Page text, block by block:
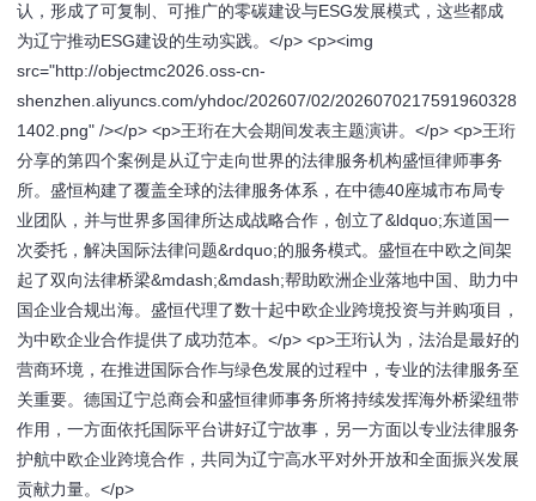
认，形成了可复制、可推广的零碳建设与ESG发展模式，这些都成
为辽宁推动ESG建设的生动实践。</p> <p><img
src="http://objectmc2026.oss-cn-
shenzhen.aliyuncs.com/yhdoc/202607/02/2026070217591960328
1402.png" /></p> <p>王珩在大会期间发表主题演讲。</p> <p>王珩
分享的第四个案例是从辽宁走向世界的法律服务机构盛恒律师事务
所。盛恒构建了覆盖全球的法律服务体系，在中德40座城市布局专
业团队，并与世界多国律所达成战略合作，创立了&ldquo;东道国一
次委托，解决国际法律问题&rdquo;的服务模式。盛恒在中欧之间架
起了双向法律桥梁&mdash;&mdash;帮助欧洲企业落地中国、助力中
国企业合规出海。盛恒代理了数十起中欧企业跨境投资与并购项目，
为中欧企业合作提供了成功范本。</p> <p>王珩认为，法治是最好的
营商环境，在推进国际合作与绿色发展的过程中，专业的法律服务至
关重要。德国辽宁总商会和盛恒律师事务所将持续发挥海外桥梁纽带
作用，一方面依托国际平台讲好辽宁故事，另一方面以专业法律服务
护航中欧企业跨境合作，共同为辽宁高水平对外开放和全面振兴发展
贡献力量。</p>